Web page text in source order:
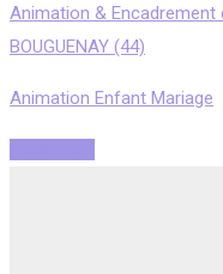
Animation & Encadrement
BOUGUENAY (44)
Animation Enfant Mariage